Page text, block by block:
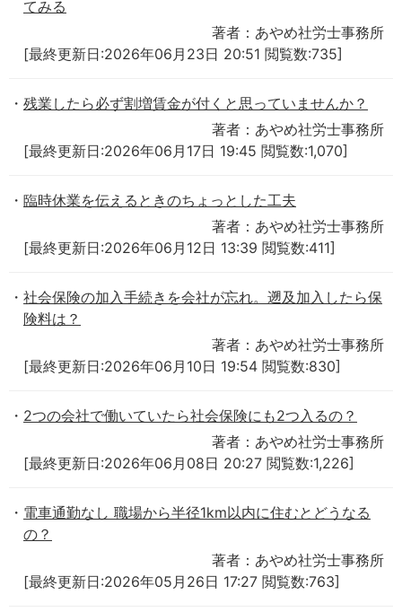
てみる
著者：あやめ社労士事務所
[最終更新日:2026年06月23日 20:51 閲覧数:735]
残業したら必ず割増賃金が付くと思っていませんか？
著者：あやめ社労士事務所
[最終更新日:2026年06月17日 19:45 閲覧数:1,070]
臨時休業を伝えるときのちょっとした工夫
著者：あやめ社労士事務所
[最終更新日:2026年06月12日 13:39 閲覧数:411]
社会保険の加入手続きを会社が忘れ。遡及加入したら保
険料は？
著者：あやめ社労士事務所
[最終更新日:2026年06月10日 19:54 閲覧数:830]
2つの会社で働いていたら社会保険にも2つ入るの？
著者：あやめ社労士事務所
[最終更新日:2026年06月08日 20:27 閲覧数:1,226]
電車通勤なし 職場から半径1km以内に住むとどうなる
の？
著者：あやめ社労士事務所
[最終更新日:2026年05月26日 17:27 閲覧数:763]